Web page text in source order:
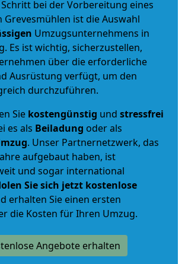
bei der Vorbereitung eines
Grevesmühlen ist die Auswahl
Umzugsunternehmens in
Es ist wichtig, sicherzustellen,
über die erforderliche
Ausrüstung verfügt, um den
durchzuführen.
Sie kostengünstig und stressfrei
es als Beiladung oder als
. Unser Partnernetzwerk, das
aufgebaut haben, ist
und sogar international
Sie sich jetzt kostenlose
erhalten Sie einen ersten
die Kosten für Ihren Umzug.
Angebote erhalten